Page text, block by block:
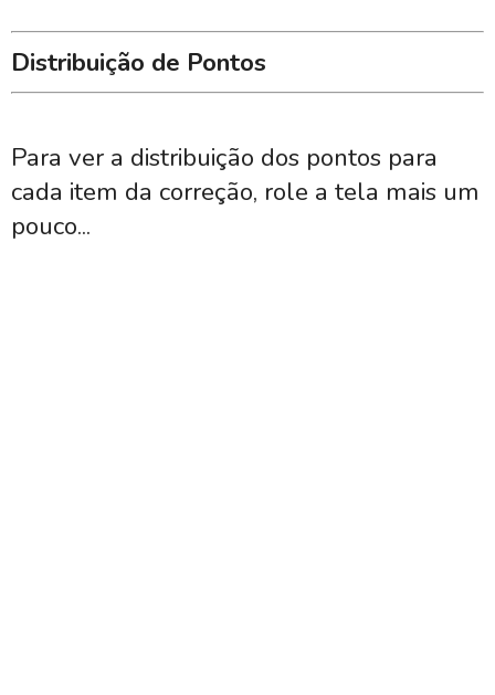
Distribuição de Pontos
Para ver a distribuição dos pontos para
cada item da correção, role a tela mais um
pouco...